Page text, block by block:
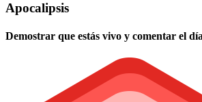
Apocalipsis
Demostrar que estás vivo y comentar el